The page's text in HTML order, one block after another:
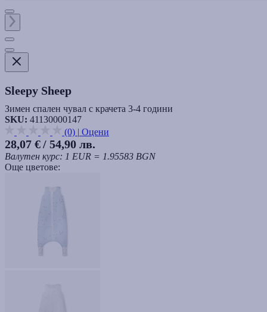
Sleepy Sheep
Зимен спален чувал с крачета 3-4 години
SKU: 41130000147
(0) | Оцени
28,07 €/ 54,90 лв.
Валутен курс: 1 EUR = 1.95583 BGN
Още цветове: